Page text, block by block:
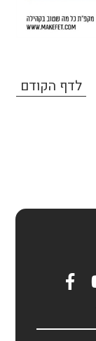
לדף הקודם